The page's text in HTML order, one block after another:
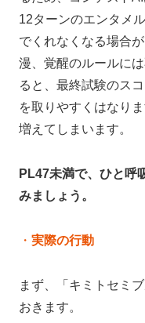
12ターンのエンタメ
でくれなくなる場合
漫、覚醒のルールに
ると、最終試験のス
を取りやすくはなり
増えてしまいます。
PL47未満で、ひと呼
みましょう。
・ 実際の行動
まず、「キミトセミ
おきます。